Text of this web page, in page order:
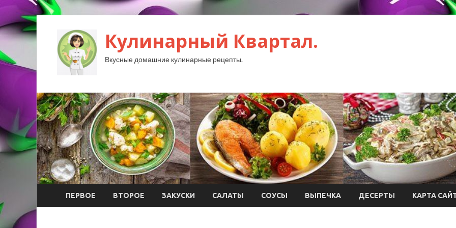
Кулинарный Квартал.
Вкусные домашние кулинарные рецепты.
ПЕРВОЕ ВТОРОЕ ЗАКУСКИ САЛАТЫ СОУСЫ ВЫПЕЧКА ДЕСЕРТЫ КАРТА